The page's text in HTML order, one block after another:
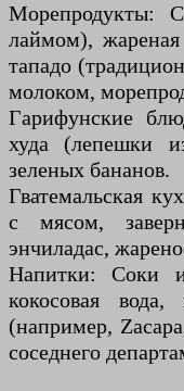
Морепродукты:
лаймом),
тападо
молоком,
Гарифунские
худа (лепешки
зеленых бананов.
Гватемальская
с мясом,
энчиладас,
Напитки: Соки
кокосовая
(например,
соседнего